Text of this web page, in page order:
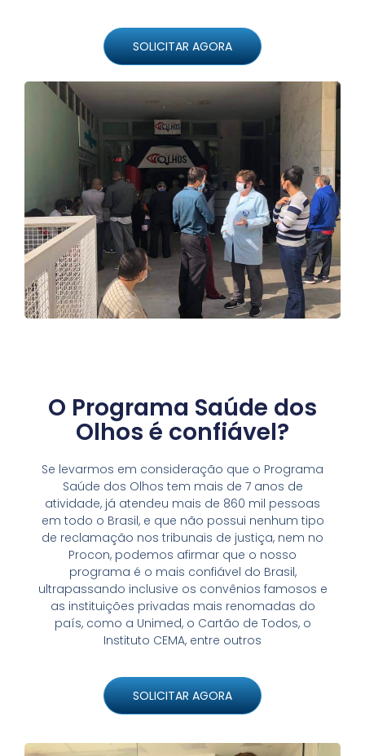
SOLICITAR AGORA
O Programa Saúde dos
Olhos é confiável?
Se levarmos em consideração que o Programa
Saúde dos Olhos tem mais de 7 anos de
atividade, já atendeu mais de 860 mil pessoas
em todo o Brasil, e que não possui nenhum tipo
de reclamação nos tribunais de justiça, nem no
Procon, podemos afirmar que o nosso
programa é o mais confiável do Brasil,
ultrapassando inclusive os convênios famosos e
as instituições privadas mais renomadas do
país, como a Unimed, o Cartão de Todos, o
Instituto CEMA, entre outros
SOLICITAR AGORA